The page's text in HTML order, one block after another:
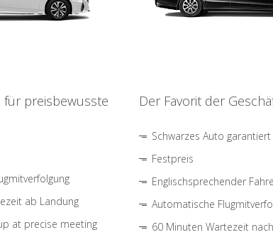
für preisbewusste
ab Landung
at precise meeting
Der Favorit der
Schwarzes Auto garantiert
Festpreis
Englischsprechender
Automatische
60 Minuten Wartezeit